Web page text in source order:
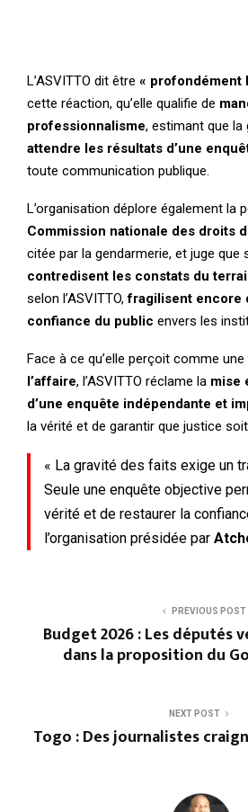
L’ASVITTO dit être « profondément
cette réaction, qu’elle qualifie de
professionnalisme, estimant que la
attendre les résultats d’une
toute communication publique.
L’organisation déplore également la
Commission nationale des droits
citée par la gendarmerie, et juge que
contredisent les constats du
selon l’ASVITTO,fragilisent encore
confiance du public envers les
Face à ce qu’elle perçoit comme une
l’affaire, l’ASVITTO réclame la mise
d’une enquête indépendante et
la vérité et de garantir que justice soit
« La gravité des faits exige un
Seule une enquête objective
vérité et de restaurer la
l’organisation présidée par
PREVIOUS POST
Budget 2026 : Les députés
dans la proposition du
NEXT POST
Togo : Des journalistes